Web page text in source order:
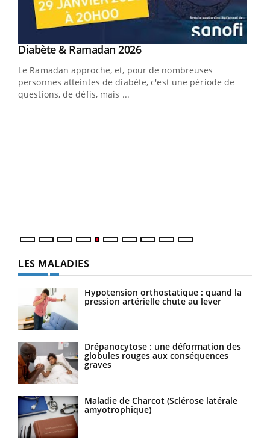
Youtube
Diabète & Ramadan 2026Youtube
Le Ramadan approche, et, pour de nombreuses
personnes atteintes de diabète, c'est une période de
questions, de défis, mais ...
LES MALADIES
Hypotension orthostatique : quand la
pression artérielle chute au lever
Drépanocytose : une déformation des
globules rouges aux conséquences
graves
Maladie de Charcot (Sclérose latérale
amyotrophique)